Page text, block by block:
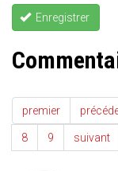
Enregistrer
premier
8 9 suivant